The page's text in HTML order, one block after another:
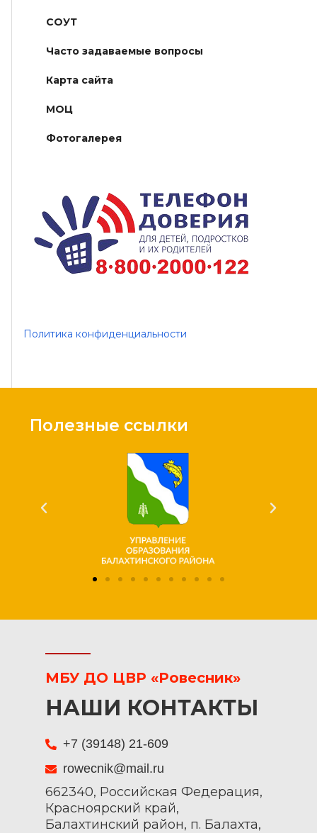
СОУТ
Часто задаваемые вопросы
Карта сайта
МОЦ
Фотогалерея
Политика конфиденциальности
Полезные ссылки
МБУ ДО ЦВР «Ровесник»
НАШИ КОНТАКТЫ
+7 (39148) 21-609
rowecnik@mail.ru
662340, Российская Федерация,
Красноярский край,
Балахтинский район, п. Балахта,